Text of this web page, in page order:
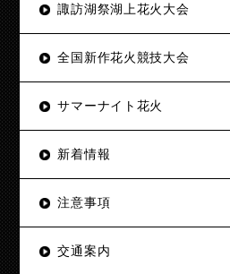
諏訪湖祭湖上花火大会
全国新作花火競技大会
サマーナイト花火
新着情報
注意事項
交通案内